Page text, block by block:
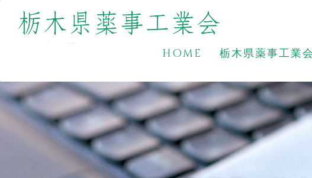
HOME 栃木県薬事工業